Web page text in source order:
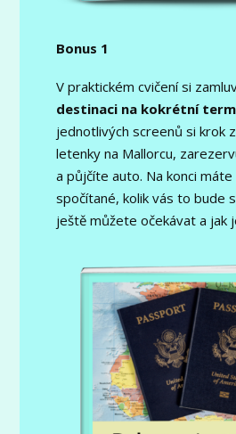
Bonus 1
V praktickém cvičení si
destinaci na kokrétní
jednotlivých screenů si krok
letenky na Mallorcu,
a půjčíte auto. Na konci
spočítané, kolik vás to bude
ještě můžete očekávat a jak